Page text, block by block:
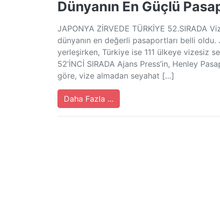
Dünyanın En Güçlü
JAPONYA ZİRVEDE TÜRKİYE 52.SIRADA
dünyanın en değerli pasaportları belli
yerleşirken, Türkiye ise 111 ülkeye vizesiz
52’İNCİ SIRADA Ajans Press’in, Henley
göre, vize almadan seyahat […]
Daha Fazla ...